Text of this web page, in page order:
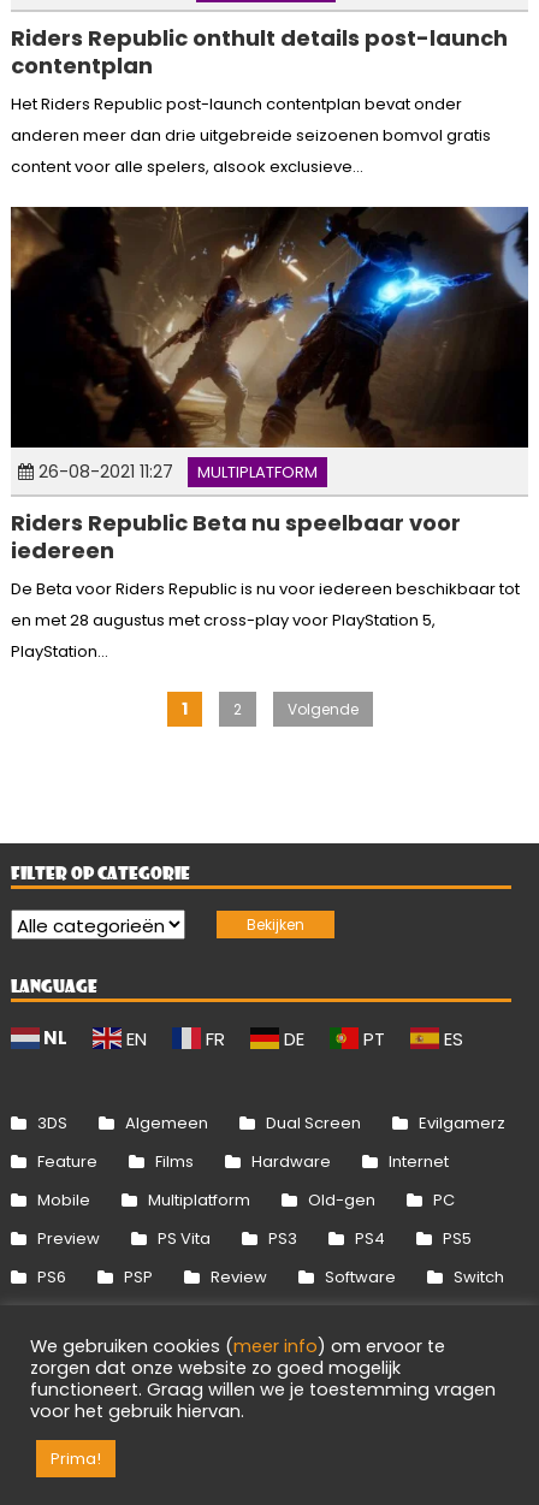
Riders Republic onthult details post-launch
contentplan
Het Riders Republic post-launch contentplan bevat onder
anderen meer dan drie uitgebreide seizoenen bomvol gratis
content voor alle spelers, alsook exclusieve...
26-08-2021 11:27 MULTIPLATFORM
Riders Republic Beta nu speelbaar voor
iedereen
De Beta voor Riders Republic is nu voor iedereen beschikbaar tot
en met 28 augustus met cross-play voor PlayStation 5,
PlayStation...
Berichten1 2 Volgende
FILTER OP CATEGORIE
LANGUAGE
NL EN FR DE PT ES
3DS Algemeen Dual Screen
Evilgamerz
Feature
Films Hardware
Internet
Mobile
Multiplatform Old-gen
PC
Preview
PS Vita PS3 PS4
PS5
PS6
PSP Review Software
Switch
Xbox 360
Xbox One Xbox Series
Evilgamerz 2026 - Alle rechten voorbehouden.
We gebruiken cookies (meer info) om ervoor te
zorgen dat onze website zo goed mogelijk
functioneert. Graag willen we je toestemming vragen
voor het gebruik hiervan.
Prima!